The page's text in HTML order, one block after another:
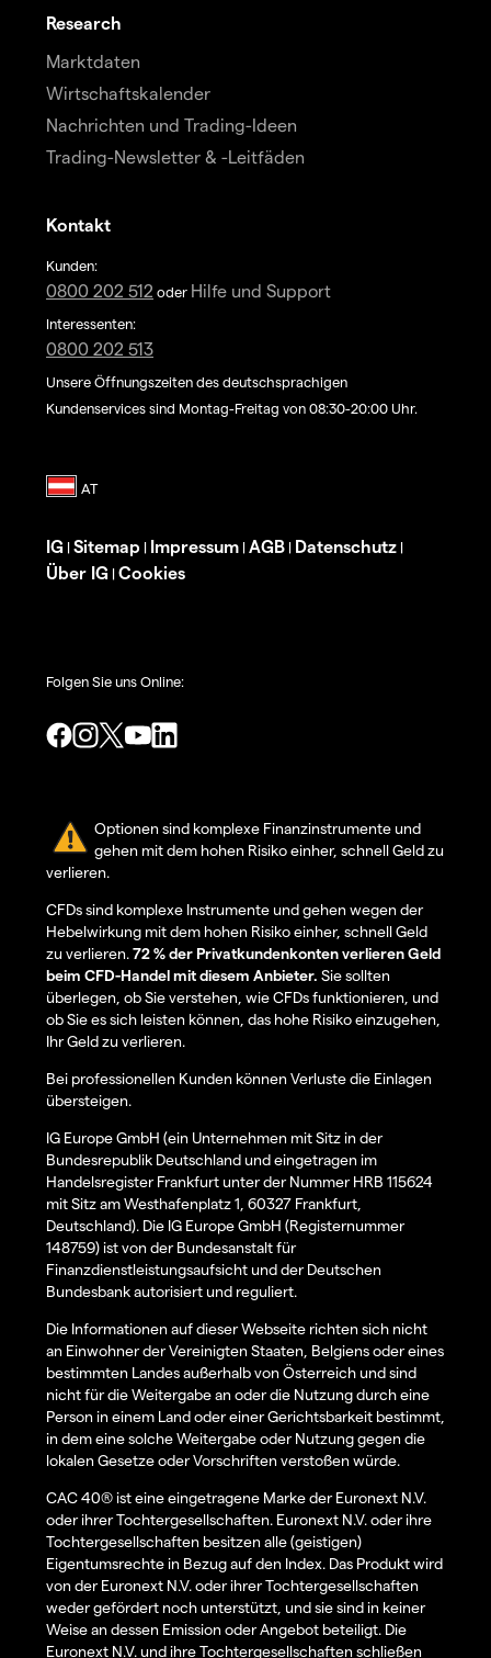
Research
Marktdaten
Wirtschaftskalender
Nachrichten und Trading-Ideen
Trading-Newsletter & -Leitfäden
Kontakt
Kunden:
0800 202 512 oder Hilfe und Support
Interessenten:
0800 202 513
Unsere Öffnungszeiten des deutschsprachigen
Kundenservices sind Montag-Freitag von 08:30-20:00 Uhr.
IG | Sitemap | Impressum | AGB | Datenschutz |
Über IG | Cookies
Folgen Sie uns Online:
Optionen sind komplexe Finanzinstrumente und
gehen mit dem hohen Risiko einher, schnell Geld zu
verlieren.
CFDs sind komplexe Instrumente und gehen wegen der
Hebelwirkung mit dem hohen Risiko einher, schnell Geld
zu verlieren.72 % der Privatkundenkonten verlieren Geld
beim CFD-Handel mit diesem Anbieter. Sie sollten
überlegen, ob Sie verstehen, wie CFDs funktionieren, und
ob Sie es sich leisten können, das hohe Risiko einzugehen,
Ihr Geld zu verlieren.
Bei professionellen Kunden können Verluste die Einlagen
übersteigen.
IG Europe GmbH (ein Unternehmen mit Sitz in der
Bundesrepublik Deutschland und eingetragen im
Handelsregister Frankfurt unter der Nummer HRB 115624
mit Sitz am Westhafenplatz 1, 60327 Frankfurt,
Deutschland). Die IG Europe GmbH (Registernummer
148759) ist von der Bundesanstalt für
Finanzdienstleistungsaufsicht und der Deutschen
Bundesbank autorisiert und reguliert.
Die Informationen auf dieser Webseite richten sich nicht
an Einwohner der Vereinigten Staaten, Belgiens oder eines
bestimmten Landes außerhalb von Österreich und sind
nicht für die Weitergabe an oder die Nutzung durch eine
Person in einem Land oder einer Gerichtsbarkeit bestimmt,
in dem eine solche Weitergabe oder Nutzung gegen die
lokalen Gesetze oder Vorschriften verstoßen würde.
CAC 40® ist eine eingetragene Marke der Euronext N.V.
oder ihrer Tochtergesellschaften. Euronext N.V. oder ihre
Tochtergesellschaften besitzen alle (geistigen)
Eigentumsrechte in Bezug auf den Index. Das Produkt wird
von der Euronext N.V. oder ihrer Tochtergesellschaften
weder gefördert noch unterstützt, und sie sind in keiner
Weise an dessen Emission oder Angebot beteiligt. Die
Euronext N.V. und ihre Tochtergesellschaften schließen